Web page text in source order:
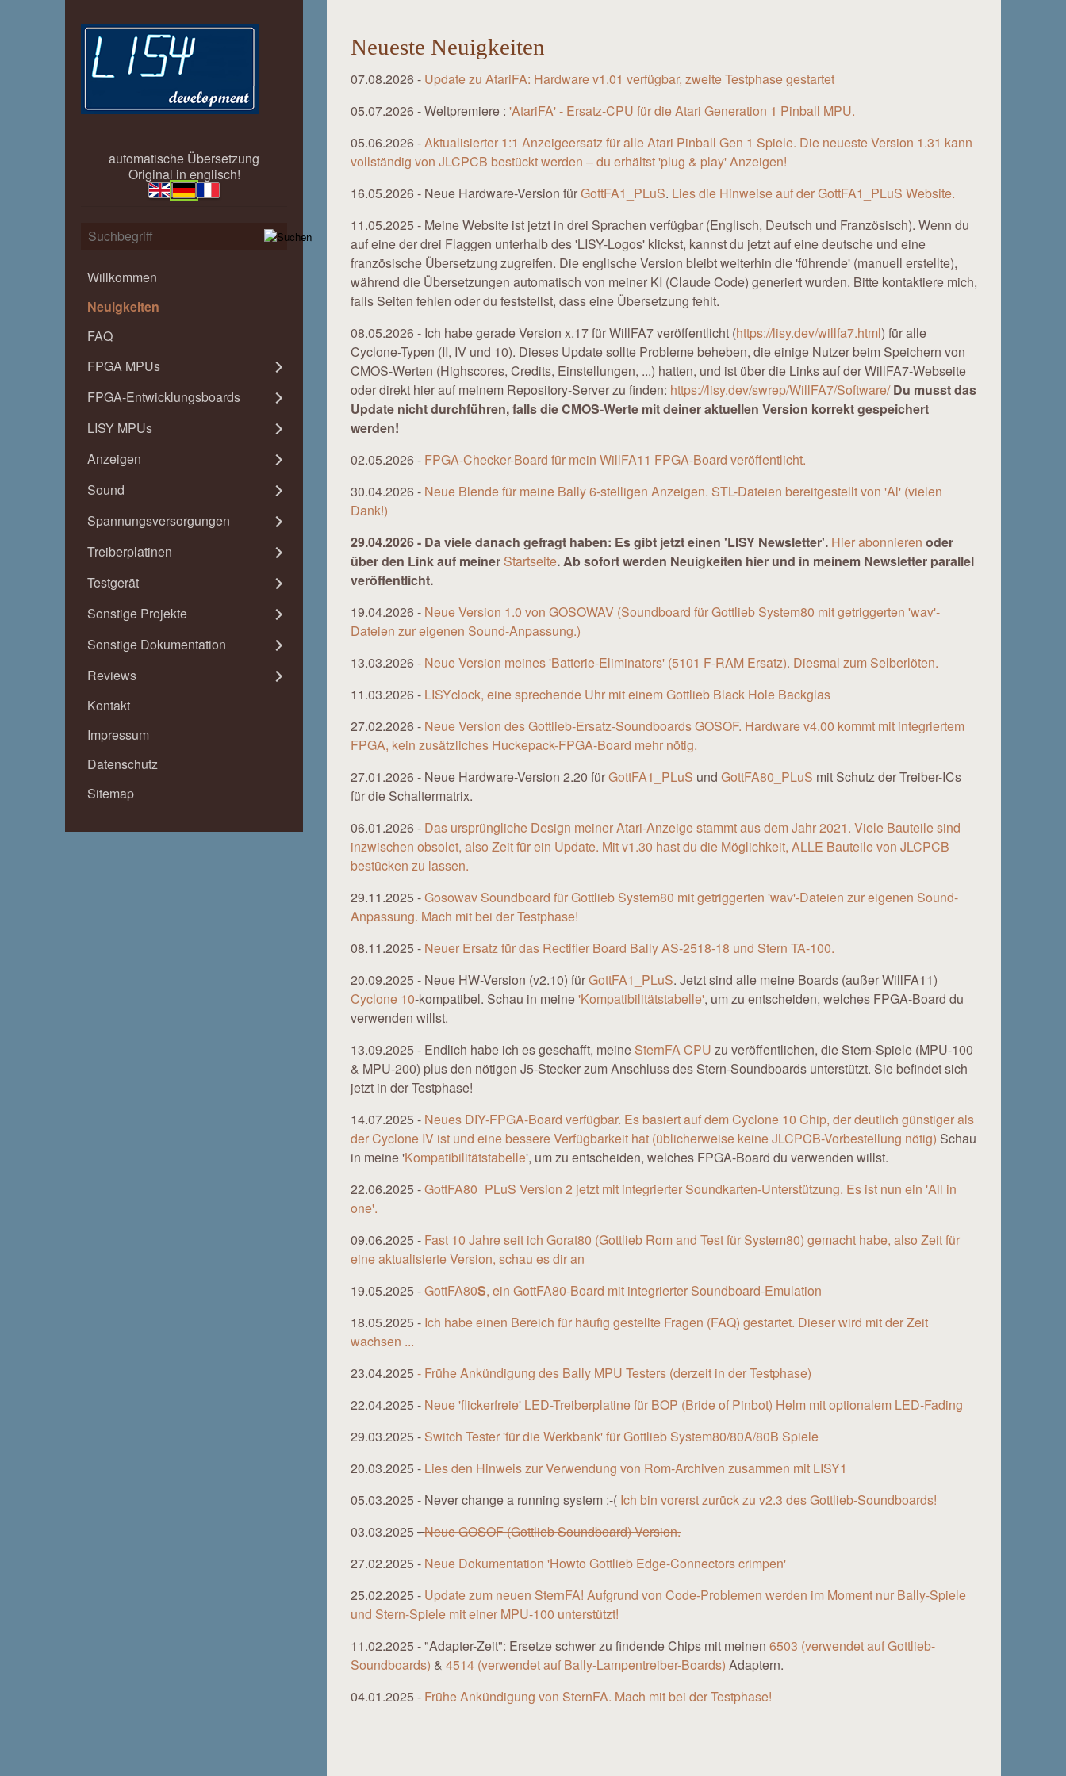
automatische Übersetzung
Original in englisch!
Willkommen
Neuigkeiten
FAQ
FPGA MPUs
FPGA-Entwicklungsboards
LISY MPUs
Anzeigen
Sound
Spannungsversorgungen
Treiberplatinen
Testgerät
Sonstige Projekte
Sonstige Dokumentation
Reviews
Kontakt
Impressum
Datenschutz
Sitemap
Neueste Neuigkeiten
07.08.2026 - Update zu AtariFA: Hardware v1.01 verfügbar, zweite Testphase gestartet
05.07.2026 - Weltpremiere : 'AtariFA' - Ersatz-CPU für die Atari Generation 1 Pinball MPU.
05.06.2026 -Aktualisierter 1:1 Anzeigeersatz für alle Atari Pinball Gen 1 Spiele. Die neueste Version 1.31 kann
vollständig von JLCPCB bestückt werden – du erhältst 'plug & play' Anzeigen!
16.05.2026 - Neue Hardware-Version fürGottFA1_PLuS. Lies die Hinweise auf der GottFA1_PLuS Website.
11.05.2025 - Meine Website ist jetzt in drei Sprachen verfügbar (Englisch, Deutsch und Französisch). Wenn du
auf eine der drei Flaggen unterhalb des 'LISY-Logos' klickst, kannst du jetzt auf eine deutsche und eine
französische Übersetzung zugreifen. Die englische Version bleibt weiterhin die 'führende' (manuell erstellte),
während die Übersetzungen automatisch von meiner KI (Claude Code) generiert wurden. Bitte kontaktiere mich,
falls Seiten fehlen oder du feststellst, dass eine Übersetzung fehlt.
08.05.2026 - Ich habe gerade Version x.17 für WillFA7 veröffentlicht (https://lisy.dev/willfa7.html) für alle
Cyclone-Typen (II, IV und 10). Dieses Update sollte Probleme beheben, die einige Nutzer beim Speichern von
CMOS-Werten (Highscores, Credits, Einstellungen, ...) hatten, und ist über die Links auf der WillFA7-Webseite
oder direkt hier auf meinem Repository-Server zu finden: https://lisy.dev/swrep/WillFA7/Software/ Du musst das
Update nicht durchführen, falls die CMOS-Werte mit deiner aktuellen Version korrekt gespeichert
werden!
02.05.2026 - FPGA-Checker-Board für mein WillFA11 FPGA-Board veröffentlicht.
30.04.2026 - Neue Blende für meine Bally 6-stelligen Anzeigen. STL-Dateien bereitgestellt von 'Al' (vielen
Dank!)
29.04.2026 - Da viele danach gefragt haben: Es gibt jetzt einen 'LISY Newsletter'. Hier abonnieren oder
über den Link auf meiner Startseite. Ab sofort werden Neuigkeiten hier und in meinem Newsletter parallel
veröffentlicht.
19.04.2026 - Neue Version 1.0 von GOSOWAV (Soundboard für Gottlieb System80 mit getriggerten 'wav'-
Dateien zur eigenen Sound-Anpassung.)
13.03.2026- Neue Version meines 'Batterie-Eliminators' (5101 F-RAM Ersatz). Diesmal zum Selberlöten.
11.03.2026 - LISYclock, eine sprechende Uhr mit einem Gottlieb Black Hole Backglas
27.02.2026 - Neue Version des Gottlieb-Ersatz-Soundboards GOSOF. Hardware v4.00 kommt mit integriertem
FPGA, kein zusätzliches Huckepack-FPGA-Board mehr nötig.
27.01.2026 - Neue Hardware-Version 2.20 fürGottFA1_PLuS und GottFA80_PLuS mit Schutz der Treiber-ICs
für die Schaltermatrix.
06.01.2026 - Das ursprüngliche Design meiner Atari-Anzeige stammt aus dem Jahr 2021. Viele Bauteile sind
inzwischen obsolet, also Zeit für ein Update. Mit v1.30 hast du die Möglichkeit, ALLE Bauteile von JLCPCB
bestücken zu lassen.
29.11.2025 -Gosowav Soundboard für Gottlieb System80 mit getriggerten 'wav'-Dateien zur eigenen Sound-
Anpassung. Mach mit bei der Testphase!
08.11.2025 - Neuer Ersatz für das Rectifier Board Bally AS-2518-18 und Stern TA-100.
20.09.2025 - Neue HW-Version (v2.10) fürGottFA1_PLuS. Jetzt sind alle meine Boards (außer WillFA11)
Cyclone 10-kompatibel. Schau in meine'Kompatibilitätstabelle', um zu entscheiden, welches FPGA-Board du
verwenden willst.
13.09.2025 - Endlich habe ich es geschafft, meine SternFA CPU zu veröffentlichen, die Stern-Spiele (MPU-100
& MPU-200) plus den nötigen J5-Stecker zum Anschluss des Stern-Soundboards unterstützt. Sie befindet sich
jetzt in der Testphase!
14.07.2025 - Neues DIY-FPGA-Board verfügbar. Es basiert auf dem Cyclone 10 Chip, der deutlich günstiger als
der Cyclone IV ist und eine bessere Verfügbarkeit hat (üblicherweise keine JLCPCB-Vorbestellung nötig) Schau
in meine 'Kompatibilitätstabelle', um zu entscheiden, welches FPGA-Board du verwenden willst.
22.06.2025 -GottFA80_PLuS Version 2 jetzt mit integrierter Soundkarten-Unterstützung. Es ist nun ein 'All in
one'.
09.06.2025 - Fast 10 Jahre seit ich Gorat80 (Gottlieb Rom and Test für System80) gemacht habe, also Zeit für
eine aktualisierte Version, schau es dir an
19.05.2025 -GottFA80S, ein GottFA80-Board mit integrierter Soundboard-Emulation
18.05.2025 - Ich habe einen Bereich für häufig gestellte Fragen (FAQ) gestartet. Dieser wird mit der Zeit
wachsen ...
23.04.2025 - Frühe Ankündigung des Bally MPU Testers (derzeit in der Testphase)
22.04.2025 - Neue 'flickerfreie' LED-Treiberplatine für BOP (Bride of Pinbot) Helm mit optionalem LED-Fading
29.03.2025 - Switch Tester 'für die Werkbank' für Gottlieb System80/80A/80B Spiele
20.03.2025 - Lies den Hinweis zur Verwendung von Rom-Archiven zusammen mit LISY1
05.03.2025 - Never change a running system :-( Ich bin vorerst zurück zu v2.3 des Gottlieb-Soundboards!
03.03.2025 -Neue GOSOF (Gottlieb Soundboard) Version.
27.02.2025 - Neue Dokumentation 'Howto Gottlieb Edge-Connectors crimpen'
25.02.2025 - Update zum neuen SternFA! Aufgrund von Code-Problemen werden im Moment nur Bally-Spiele
und Stern-Spiele mit einer MPU-100 unterstützt!
11.02.2025 - "Adapter-Zeit": Ersetze schwer zu findende Chips mit meinen 6503 (verwendet auf Gottlieb-
Soundboards) & 4514 (verwendet auf Bally-Lampentreiber-Boards) Adaptern.
04.01.2025 - Frühe Ankündigung von SternFA. Mach mit bei der Testphase!